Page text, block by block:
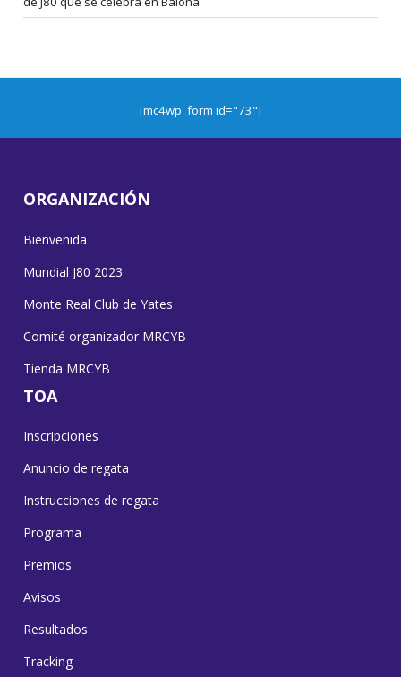
[mc4wp_form id="73"]
ORGANIZACIÓN
Bienvenida
Mundial J80 2023
Monte Real Club de Yates
Comité organizador MRCYB
Tienda MRCYB
TOA
Inscripciones
Anuncio de regata
Instrucciones de regata
Programa
Premios
Avisos
Resultados
Tracking